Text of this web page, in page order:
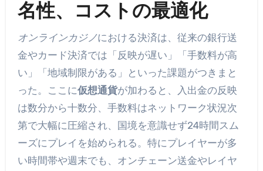
名性、コストの最適化
オンラインカジノにおける決済は、従来の銀行送
金やカード決済では「反映が遅い」「手数料が高
い」「地域制限がある」といった課題がつきまと
った。ここに仮想通貨が加わると、入出金の反映
は数分から十数分、手数料はネットワーク状況次
第で大幅に圧縮され、国境を意識せず24時間スム
ーズにプレイを始められる。特にプレイヤーが多
い時間帯や週末でも、オンチェーン送金やレイヤ